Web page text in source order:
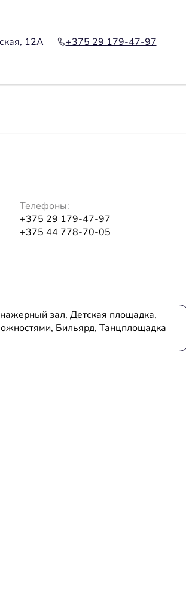
12А
+375 29 179-47-97
Телефоны:
+375 29 179-47-97
+375 44 778-70-05
зал, Детская площадка,
Бильярд, Танцплощадка